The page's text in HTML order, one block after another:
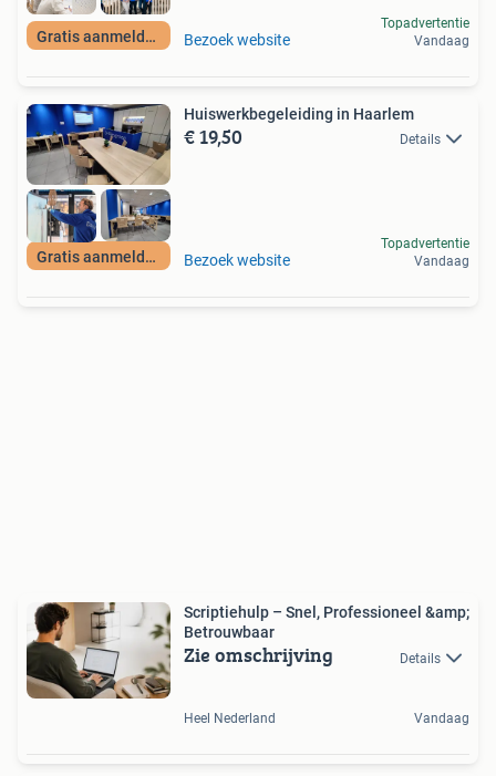
Gratis aanmelden Bezoek website
Topadvertentie
Vandaag
Gratis aanmelden
Huiswerkbegeleiding in Haarlem
€ 19,50 Details
Bezoek website
Topadvertentie
Vandaag
Scriptiehulp – Snel, Professioneel &amp;
Betrouwbaar
Zie omschrijving Details
Heel Nederland Vandaag